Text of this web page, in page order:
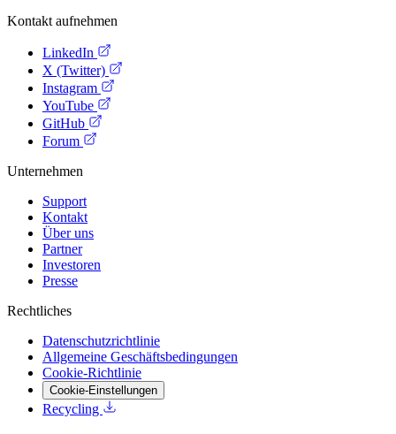
Kontakt aufnehmen
LinkedIn
X (Twitter)
Instagram
YouTube
GitHub
Forum
Unternehmen
Support
Kontakt
Über uns
Partner
Investoren
Presse
Rechtliches
Datenschutzrichtlinie
Allgemeine Geschäftsbedingungen
Cookie-Richtlinie
Cookie-Einstellungen
Recycling